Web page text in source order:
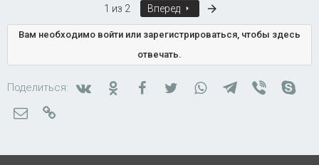
1 из 2 Вперед
Вам необходимо войти или зарегистрироваться, чтобы здесь
отвечать.
Поделиться: ВконтактеОдноклассники
FacebookTwitterWhatsAppTelegram
Viber
Электронная почта